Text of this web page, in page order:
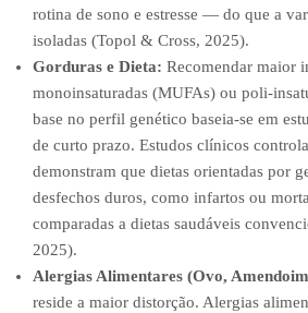
rotina de sono e estresse — do que a
isoladas (Topol & Cross, 2025).
Gorduras e Dieta: Recomendar maior
monoinsaturadas (MUFAs) ou poli-
base no perfil genético baseia-se em
de curto prazo. Estudos clínicos
demonstram que dietas orientadas por
desfechos duros, como infartos ou
comparadas a dietas saudáveis
2025).
Alergias Alimentares (Ovo,
reside a maior distorção. Alergias